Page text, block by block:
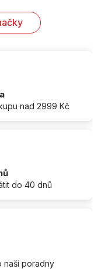
nad 2999 Kč
do 40 dnů
naší poradny